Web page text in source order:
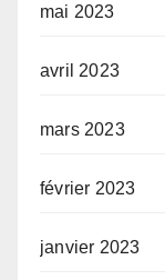
mai 2023
avril 2023
mars 2023
février 2023
janvier 2023